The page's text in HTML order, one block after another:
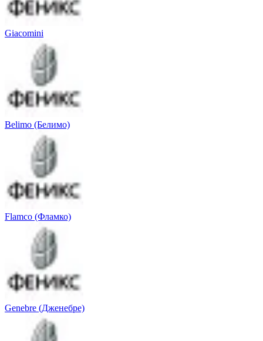
Giacomini
Belimo (Белимо)
Flamco (Фламко)
Genebre (Дженебре)